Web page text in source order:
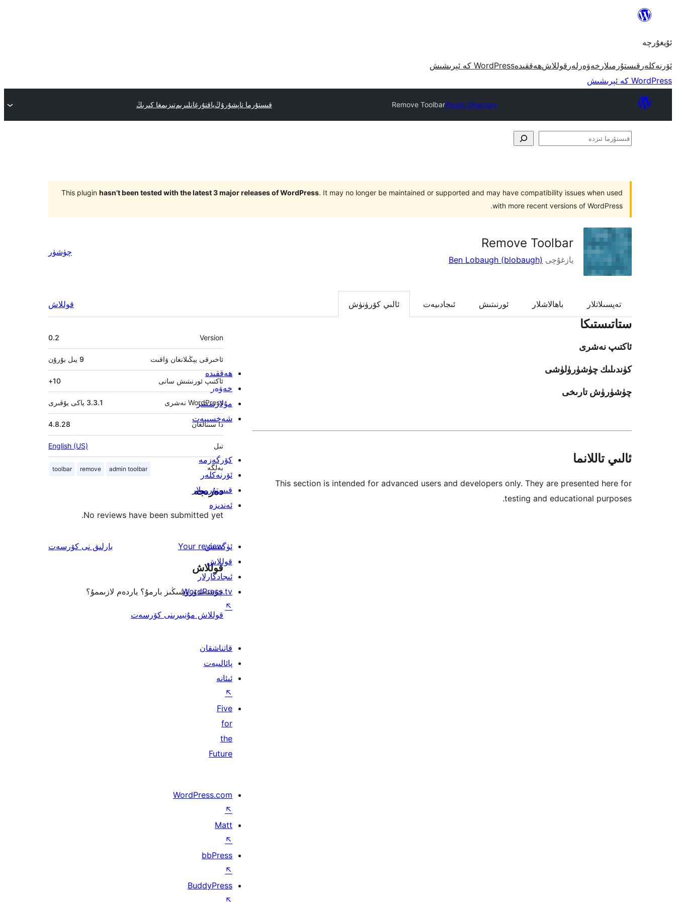
مەزمۇنغا
ئۇيغۇرچە
ئۆرنەكلەر قىستۇرمىلار خەۋەرلەر قوللاشھەققىدەWordPress كە ئېرىشىش
WordPress كە ئېرىشىش
Plugin Directory
Remove Toolbar قىستۇرما تاپشۇرۇڭياقتۇرغانلىرىمتىزىمغا كىرىڭ
قىستۇرما
This plugin hasn’t been tested with the latest 3 major releases of WordPress. It may no longer be maintained or supported and may have compatibility issues when used
with more recent versions of WordPress.
Remove Toolbar
يازغۇچى Ben Lobaugh (blobaugh)
چۈشۈر
تەپسىلاتلار باھالاشلار ئورنىتىش ئىجادىيەت ئالىي كۆرۈنۈش قوللاش
ستاتىستىكا
ئاكتىپ نەشرى
كۈندىلىك چۈشۈرۈلۈشى
چۈشۈرۈش تارىخى
ئالىي تاللانما
This section is intended for advanced users and developers only. They are presented here for
testing and educational purposes.
Meta
Version
0.2
ئاخىرقى يېڭىلانغان ۋاقىت 9 يىل بۇرۇن
ئاكتىپ ئورنىتىش سانى 10+
WordPress نەشرى 3.3.1 ياكى يۇقىرى
4.8.28 دا سىنالغان
تىل English (US)
بەلگە admin toolbar
remove
toolbar
دەرىجە
No reviews have been submitted yet.
Your review بارلىق ئىنكاس
نى كۆرسەت
قوللاش
چۈشەندۈرۈشىڭىز بارمۇ؟ ياردەم لازىممۇ؟
قوللاش مۇنبىرىنى كۆرسەت
ھەققىدە
خەۋەر
مۇلازىمىتىر
شەخسىيەت
كۆرگەزمە
ئۆرنەكلەر
قىستۇرمىلار
ئەندىزە
ئۈگىنىش
قوللاش
ئىجادكارلار
WordPress.tv
↖
قاتناشقان
پائالىيەت
ئىئانە
↖
Five
for
the
Future
WordPress.com
↖
Matt
↖
bbPress
↖
BuddyPress